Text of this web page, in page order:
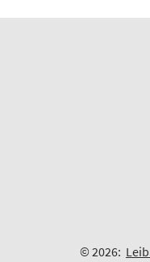
© 2026: